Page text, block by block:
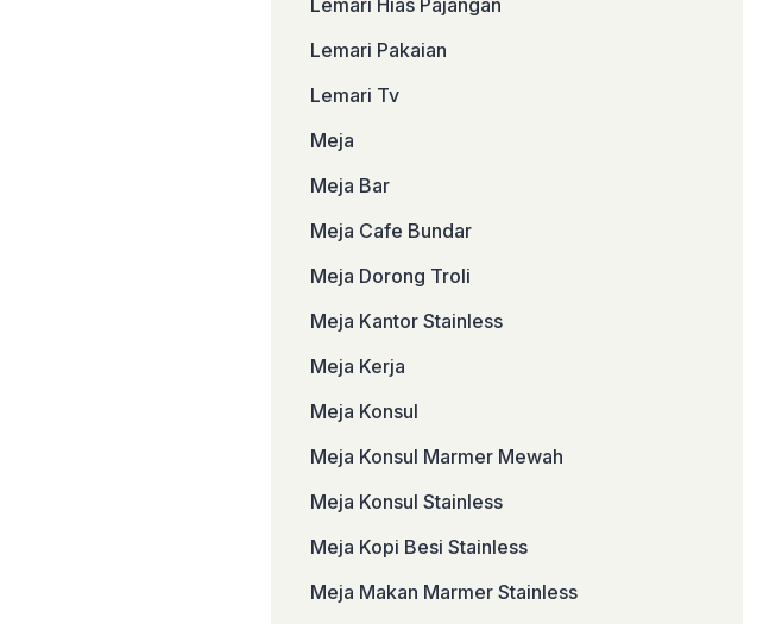
Lemari Hias Pajangan
Lemari Pakaian
Lemari Tv
Meja
Meja Bar
Meja Cafe Bundar
Meja Dorong Troli
Meja Kantor Stainless
Meja Kerja
Meja Konsul
Meja Konsul Marmer Mewah
Meja Konsul Stainless
Meja Kopi Besi Stainless
Meja Makan Marmer Stainless